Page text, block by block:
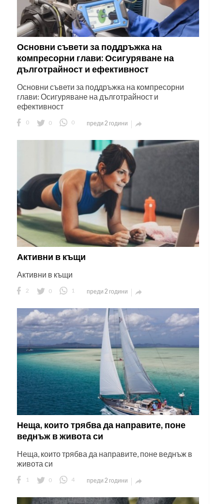
Основни съвети за поддръжка на
компресорни глави: Осигуряване на
дълготрайност и ефективност
Основни съвети за поддръжка на компресорни
глави: Осигуряване на дълготрайност и
ефективност
0 0 0 преди 2 години 
Активни в къщи
Активни в къщи
2 0 1 преди 2 години 
Неща, които трябва да направите, поне
веднъж в живота си
Неща, които трябва да направите, поне веднъж в
живота си
1 0 4 преди 2 години 